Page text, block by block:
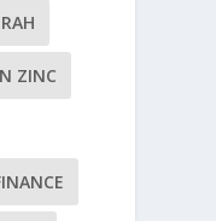
ZINC